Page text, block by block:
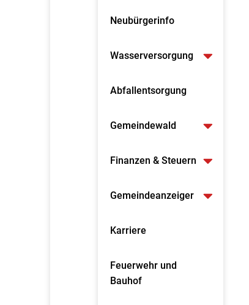
Neubürgerinfo
Wasserversorgung
Abfallentsorgung
Gemeindewald
Finanzen & Steuern
Gemeindeanzeiger
Karriere
Feuerwehr und
Bauhof